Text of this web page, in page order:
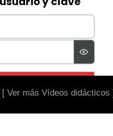
[ Ver más Vídeos didácticos